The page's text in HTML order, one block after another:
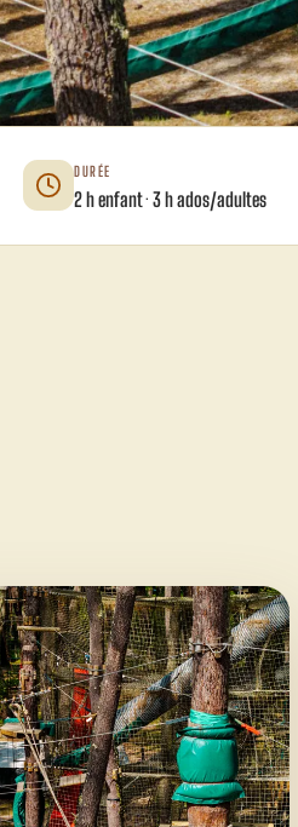
DURÉE
2 h enfant · 3 h ados/adultes